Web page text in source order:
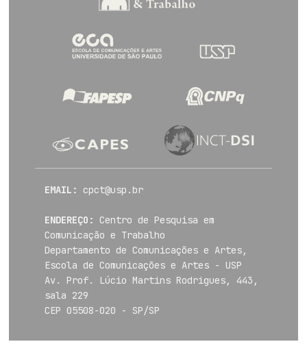
EMAIL: cpct@usp.br
ENDEREÇO:
Centro de Pesquisa em
Comunicação e Trabalho
Departamento de Comunicações e Artes,
Escola de Comunicações e Artes - USP
Av. Prof. Lúcio Martins Rodrigues, 443,
sala 229
CEP 05508-020 - SP/SP